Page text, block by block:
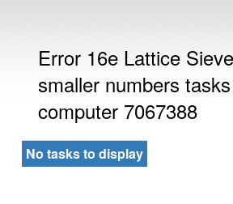
Error 16e Lattice
smaller numbers
computer 7067388
No tasks to display